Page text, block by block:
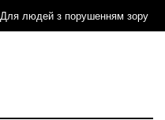
Для людей з порушенням зору